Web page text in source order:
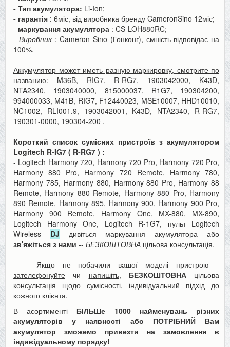
- Тип акумулятора: Li-Ion;
- гарантія : 6міс, від виробника бренду CameronSino 12міс;
- маркування акумулятора : CS-LOH880RC;
- Виробник: Cameron Sino (Гонконг), ємність відповідає на
100%.
Аккумулятор может иметь разную маркировку, смотрите по
названию: M36B, RIG7, R-RG7, 1903042000, K43D,
NTA2340, 1903040000, 815000037, R1G7, 190304200,
994000033, M41B, RIG7, F12440023, MSE10007, HHD10010,
NC1002, RLI001.9, 1903042001, K43D, NTA2340, R-RG7,
190301-0000, 190304-200 .
Короткий список сумісних пристроїв з акумулятором
Logitech R-IG7 ( R-RG7 ) :
- Logitech Harmony 720, Harmony 720 Pro, Harmony 720 Pro,
Harmony 880 Pro, Harmony 720 Remote, Harmony 780,
Harmony 785, Harmony 880, Harmony 880 Pro, Harmony 88
Remote, Harmony 880 Remote, Harmony 880 Pro, Harmony
890 Remote, Harmony 895, Harmony 900, Harmony 900 Pro,
Harmony 900 Remote, Harmony One, MX-880, MX-890,
Logitech Harmony One, Logitech R-1G7, пульт Logitech
Wireless
DJ дивіться маркування акумулятора або
зв'яжіться з нами -- БЕЗКОШТОВНА цільова консультація.
Якщо не побачили вашої моделі пристрою -
зателефонуйте чи напишіть, БЕЗКОШТОВНА цільова
консультація щодо сумісності, індивідуальний підхід до
кожного клієнта.
В асортименті БІЛЬШе 1000 найменувань різних
акумуляторів у наявності або ПОТРІБНИЙ Вам
акумулятор зможемо привезти на замовлення в
індивідуальному порядку!